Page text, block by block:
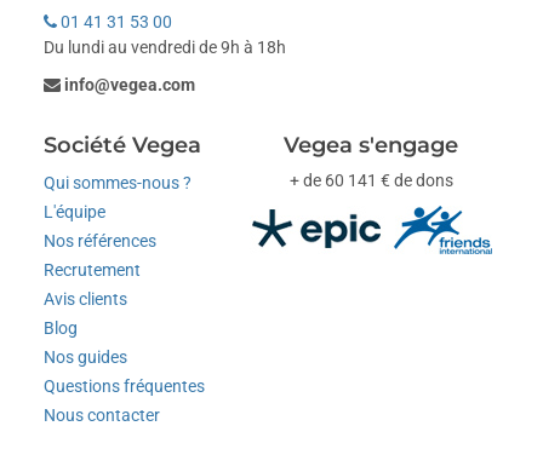
01 41 31 53 00
Du lundi au vendredi de 9h à 18h
info@vegea.com
Société Vegea
Qui sommes-nous ?
L'équipe
Nos références
Recrutement
Avis clients
Blog
Nos guides
Questions fréquentes
Nous contacter
Vegea s'engage
+ de 60 141 € de dons